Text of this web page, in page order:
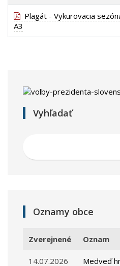
Plagát - Vykurovacia
A3
Vyhľadať
Oznamy obce
Zverejnené Oznam
14.07.2026
Medveď